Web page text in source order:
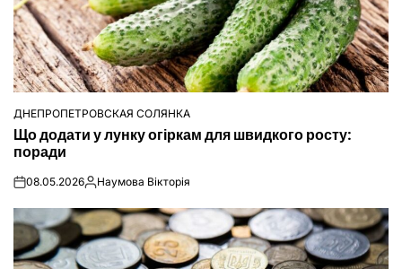
ОПУБЛІКУВАТИ
У
ДНЕПРОПЕТРОВСКАЯ СОЛЯНКА
Що додати у лунку огіркам для швидкого росту:
поради
on08.05.2026Опубліковано
Наумова Вікторія